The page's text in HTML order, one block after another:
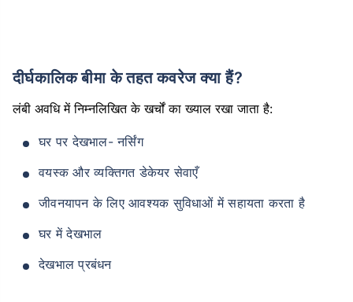
दीर्घकालिक बीमा के तहत कवरेज क्या हैं?
लंबी अवधि में निम्नलिखित के खर्चों का ख्याल रखा जाता है:
घर पर देखभाल- नर्सिंग
वयस्क और व्यक्तिगत डेकेयर सेवाएँ
जीवनयापन के लिए आवश्यक सुविधाओं में सहायता करता है
घर में देखभाल
देखभाल प्रबंधन